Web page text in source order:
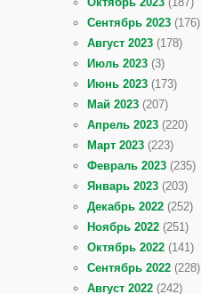
Сентябрь 2023 (176)
Август 2023 (178)
Июль 2023 (3)
Июнь 2023 (173)
Май 2023 (207)
Апрель 2023 (220)
Март 2023 (223)
Февраль 2023 (235)
Январь 2023 (203)
Декабрь 2022 (252)
Ноябрь 2022 (251)
Октябрь 2022 (141)
Сентябрь 2022 (228)
Август 2022 (242)